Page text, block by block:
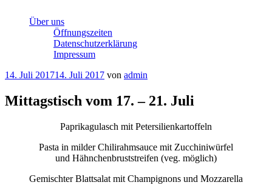
Über uns
Öffnungszeiten
Datenschutzerklärung
Impressum
Veröffentlicht
14. Juli 201714. Juli 2017 von admin
Mittagstisch vom 17. – 21. Juli
Paprikagulasch mit Petersilienkartoffeln
Pasta in milder Chilirahmsauce mit Zucchiniwürfel
und Hähnchenbruststreifen (veg. möglich)
Gemischter Blattsalat mit Champignons und Mozzarella